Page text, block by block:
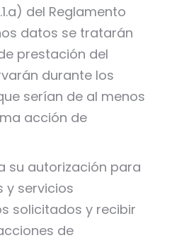
del Reglamento
datos se tratarán
prestación del
durante los
serían de al menos
acción de
su autorización para
y servicios
solicitados y recibir
de